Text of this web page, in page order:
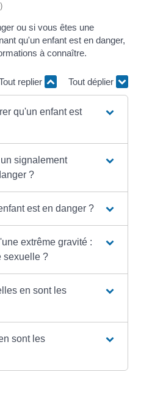
ou si vous êtes une
qu'un enfant est en danger,
à connaître.
replier Tout déplier
qu'un enfant est
signalement
?
est en danger ?
extrême gravité :
sexuelle ?
en sont les
sont les